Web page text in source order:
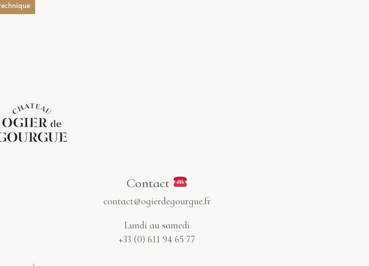
Contact
contact@ogierdegourgue.fr
Lundi au samedi
+33 (0) 611 94 65 77